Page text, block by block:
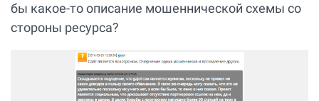
бы какое-то описание мошеннической схемы со
стороны ресурса?